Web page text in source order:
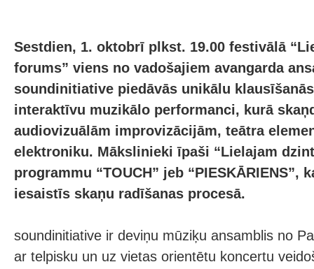
Sestdien, 1. oktobrī plkst. 19.00 festivālā
forums” viens no vadošajiem avangarda
soundinitiative piedāvās unikālu
interaktīvu muzikālo performanci, kurā
audiovizuālām improvizācijām, teātra
elektroniku. Mākslinieki īpaši “Lielajam
programmu “TOUCH” jeb “PIESKĀRIENS”,
iesaistīs skaņu radīšanas procesā.
soundinitiative ir deviņu mūziķu ansamblis no
ar telpisku un uz vietas orientētu koncertu